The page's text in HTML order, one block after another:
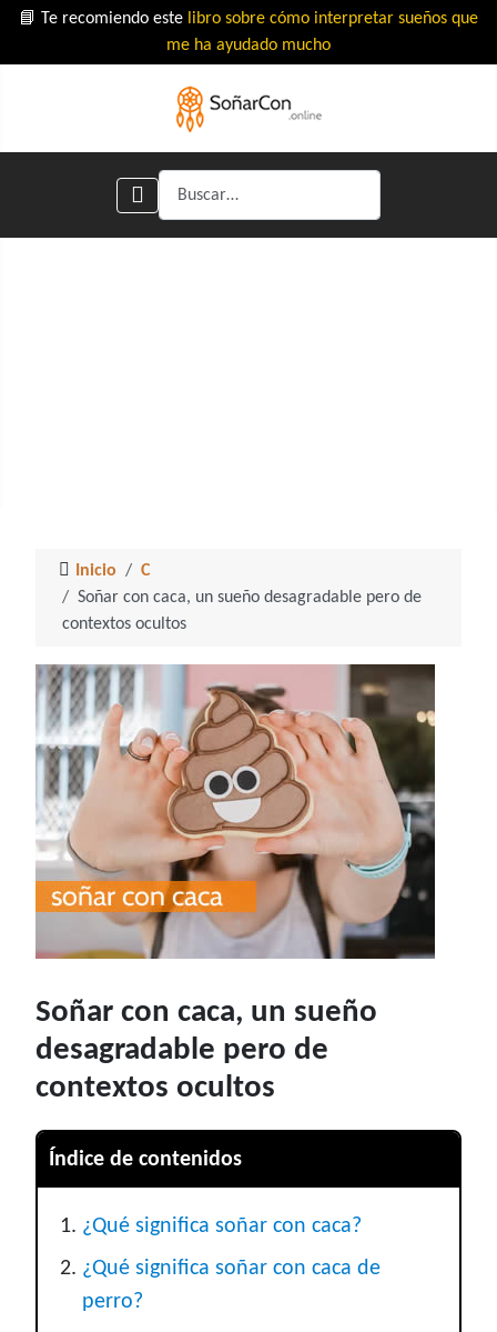
📘 Te recomiendo este libro sobre cómo interpretar sueños que
me ha ayudado mucho
Buscar
Inicio
C
Soñar con caca, un sueño desagradable pero de
contextos ocultos
Soñar con caca, un sueño
desagradable pero de
contextos ocultos
Índice de contenidos
¿Qué significa soñar con caca?
¿Qué significa soñar con caca de
perro?